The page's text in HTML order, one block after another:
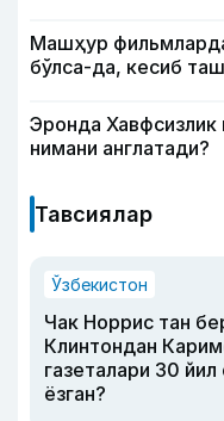
Машҳур
бўлса-да, кесиб
Эронда Хавфсизлик
нимани англатади?
Тавсиялар
Ўзбекистон
Чак Норрис тан
Клинтондан
газеталари 30
ёзган?